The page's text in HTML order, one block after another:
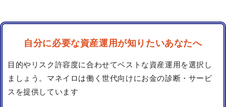
自分に必要な資産運用が知りたいあなたへ
目的やリスク許容度に合わせてベストな資産運用を選択し
ましょう。マネイロは働く世代向けにお金の診断・サービ
スを提供しています